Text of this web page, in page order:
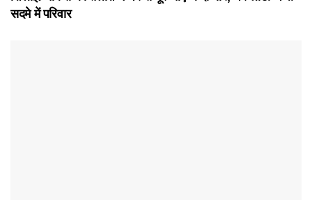
सदमे में परिवार